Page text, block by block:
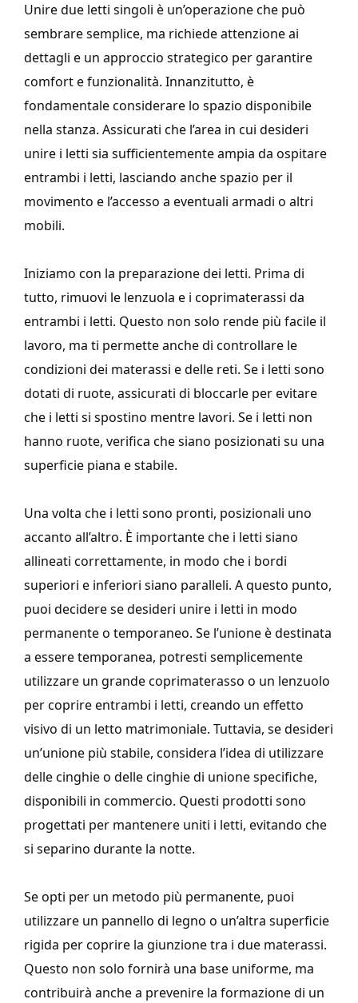
Unire due letti singoli è un’operazione che può
sembrare semplice, ma richiede attenzione ai
dettagli e un approccio strategico per garantire
comfort e funzionalità. Innanzitutto, è
fondamentale considerare lo spazio disponibile
nella stanza. Assicurati che l’area in cui desideri
unire i letti sia sufficientemente ampia da ospitare
entrambi i letti, lasciando anche spazio per il
movimento e l’accesso a eventuali armadi o altri
mobili.
Iniziamo con la preparazione dei letti. Prima di
tutto, rimuovi le lenzuola e i coprimaterassi da
entrambi i letti. Questo non solo rende più facile il
lavoro, ma ti permette anche di controllare le
condizioni dei materassi e delle reti. Se i letti sono
dotati di ruote, assicurati di bloccarle per evitare
che i letti si spostino mentre lavori. Se i letti non
hanno ruote, verifica che siano posizionati su una
superficie piana e stabile.
Una volta che i letti sono pronti, posizionali uno
accanto all’altro. È importante che i letti siano
allineati correttamente, in modo che i bordi
superiori e inferiori siano paralleli. A questo punto,
puoi decidere se desideri unire i letti in modo
permanente o temporaneo. Se l’unione è destinata
a essere temporanea, potresti semplicemente
utilizzare un grande coprimaterasso o un lenzuolo
per coprire entrambi i letti, creando un effetto
visivo di un letto matrimoniale. Tuttavia, se desideri
un’unione più stabile, considera l’idea di utilizzare
delle cinghie o delle cinghie di unione specifiche,
disponibili in commercio. Questi prodotti sono
progettati per mantenere uniti i letti, evitando che
si separino durante la notte.
Se opti per un metodo più permanente, puoi
utilizzare un pannello di legno o un’altra superficie
rigida per coprire la giunzione tra i due materassi.
Questo non solo fornirà una base uniforme, ma
contribuirà anche a prevenire la formazione di un